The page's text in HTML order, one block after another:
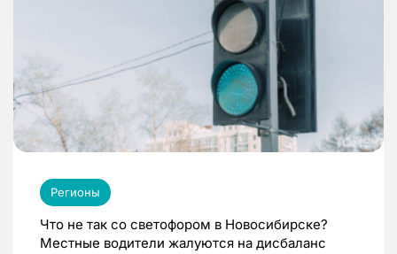
Регионы
Что не так со светофором в Новосибирске?
Местные водители жалуются на дисбаланс